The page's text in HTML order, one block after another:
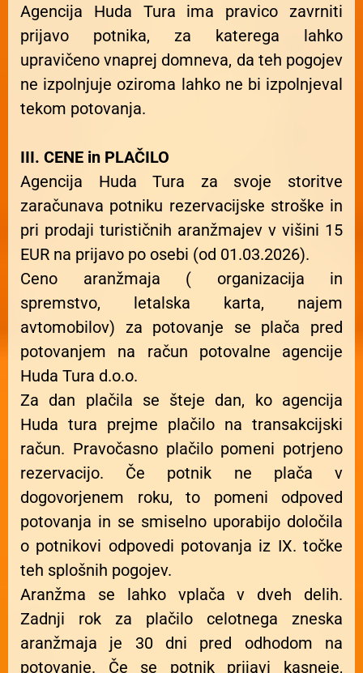
Agencija Huda Tura ima pravico zavrniti
prijavo potnika, za katerega lahko
upravičeno vnaprej domneva, da teh pogojev
ne izpolnjuje oziroma lahko ne bi izpolnjeval
tekom potovanja.
III. CENE in PLAČILO
Agencija Huda Tura za svoje storitve
zaračunava potniku rezervacijske stroške in
pri prodaji turističnih aranžmajev v višini 15
EUR na prijavo po osebi (od 01.03.2026).
Ceno aranžmaja ( organizacija in
spremstvo, letalska karta, najem
avtomobilov) za potovanje se plača pred
potovanjem na račun potovalne agencije
Huda Tura d.o.o.
Za dan plačila se šteje dan, ko agencija
Huda tura prejme plačilo na transakcijski
račun. Pravočasno plačilo pomeni potrjeno
rezervacijo. Če potnik ne plača v
dogovorjenem roku, to pomeni odpoved
potovanja in se smiselno uporabijo določila
o potnikovi odpovedi potovanja iz IX. točke
teh splošnih pogojev.
Aranžma se lahko vplača v dveh delih.
Zadnji rok za plačilo celotnega zneska
aranžmaja je 30 dni pred odhodom na
potovanje. Če se potnik prijavi kasneje,